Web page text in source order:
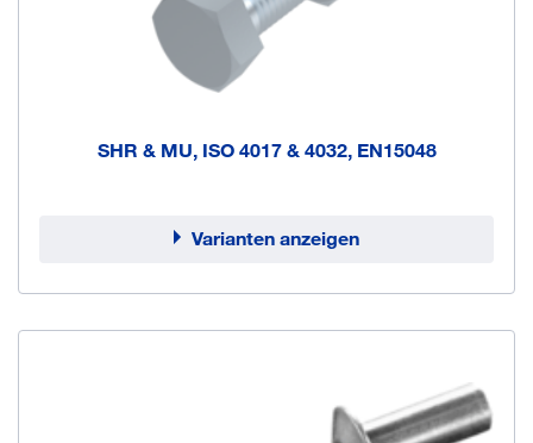
SHR & MU, ISO 4017 & 4032, EN15048
Varianten anzeigen